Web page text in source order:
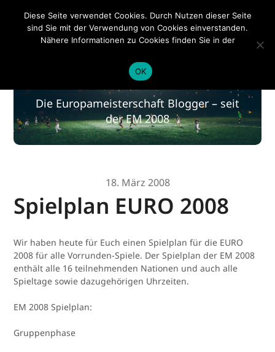
EM 2020
EM 2020
Die Europameisterschaft Blogger – seit
der EM 2008
18. März 2008
Spielplan EURO 2008
Wir haben heute für Euch einen Spielplan für die EURO
2008 für alle Vorrunden-Spiele. Der Spielplan der EM 2008
enthält alle 16 teilnehmenden Nationen und auch alle
Spieltage sowie dazugehörigen Uhrzeiten.
EM 2008 Spielplan:
Gruppenphase
Diese Seite verwendet Cookies. Durch Nutzen dieser Seite
sind Sie mit der Verwendung von Cookies einverstanden.
Nähere Informationen zu Cookies finden Sie in der
OK